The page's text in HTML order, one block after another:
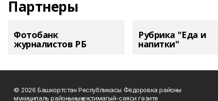
Партнеры
Фотобанк
журналистов РБ
Рубрика "Еда и
напитки"
© 2026 Башкортстан Республикасы Фёдоровка районы
муниципаль районының иҗтимагый-сәяси гәзите